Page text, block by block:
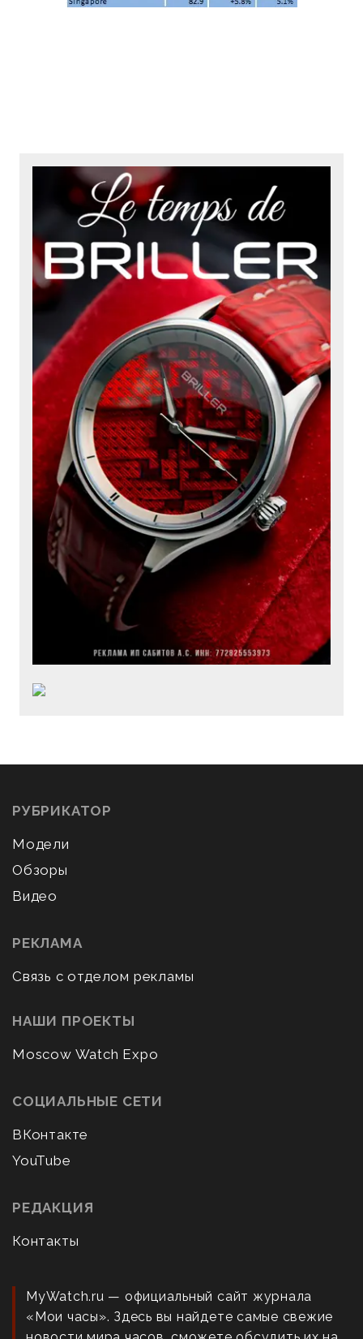
РУБРИКАТОР
Модели
Обзоры
Видео
РЕКЛАМА
Связь с отделом рекламы
НАШИ ПРОЕКТЫ
Moscow Watch Expo
СОЦИАЛЬНЫЕ СЕТИ
ВКонтакте
YouTube
РЕДАКЦИЯ
Контакты
MyWatch.ru — официальный сайт журнала
«Мои часы». Здесь вы найдете самые свежие